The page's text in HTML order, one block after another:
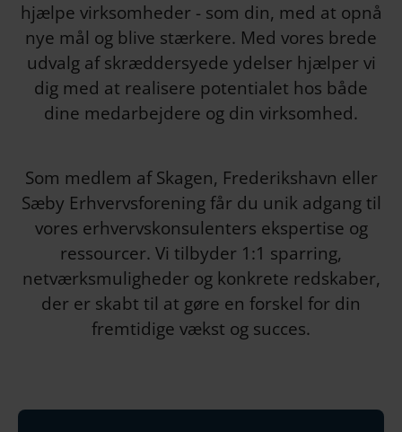
hjælpe virksomheder - som din, med at opnå
nye mål og blive stærkere. Med vores brede
udvalg af skræddersyede ydelser hjælper vi
dig med at realisere potentialet hos både
dine medarbejdere og din virksomhed.
Som medlem af Skagen, Frederikshavn eller
Sæby Erhvervsforening får du unik adgang til
vores erhvervskonsulenters ekspertise og
ressourcer. Vi tilbyder 1:1 sparring,
netværksmuligheder og konkrete redskaber,
der er skabt til at gøre en forskel for din
fremtidige vækst og succes.